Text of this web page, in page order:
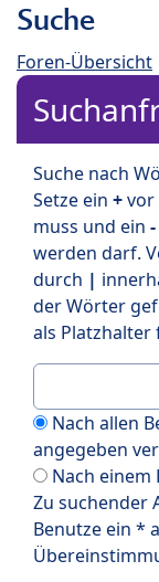
Suche
Foren-Übersicht
Suche nach
Setze ein +vor
muss und ein -
werden darf.
durch |
der Wörter
als
Nach allen
angegeben
Nach einem
Zu suchender
Benutze ein *